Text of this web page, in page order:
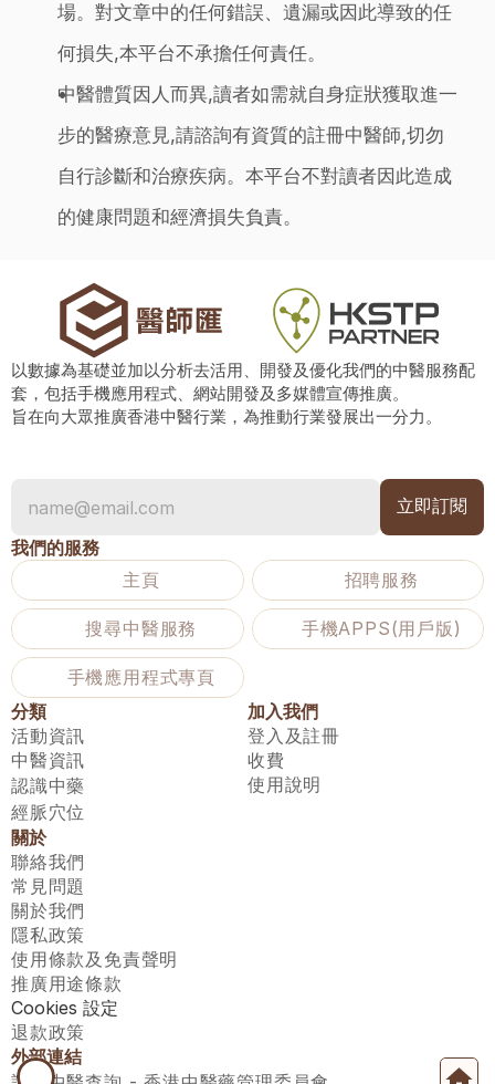
場。對文章中的任何錯誤、遺漏或因此導致的任
何損失,本平台不承擔任何責任。
中醫體質因人而異,讀者如需就自身症狀獲取進一
步的醫療意見,請諮詢有資質的註冊中醫師,切勿
自行診斷和治療疾病。本平台不對讀者因此造成
的健康問題和經濟損失負責。
以數據為基礎並加以分析去活用、開發及優化我們的中醫服務配
套，包括手機應用程式、網站開發及多媒體宣傳推廣。
旨在向大眾推廣香港中醫行業，為推動行業發展出一分力。
我們的服務
主頁
招聘服務
搜尋中醫服務 手機APPS(用戶版)
手機應用程式專頁
分類
活動資訊
中醫資訊
認識中藥
經脈穴位
加入我們
登入及註冊
收費
使用說明
關於
聯絡我們
常見問題
關於我們
隱私政策
使用條款及免責聲明
推廣用途條款
Cookies 設定
退款政策
外部連結